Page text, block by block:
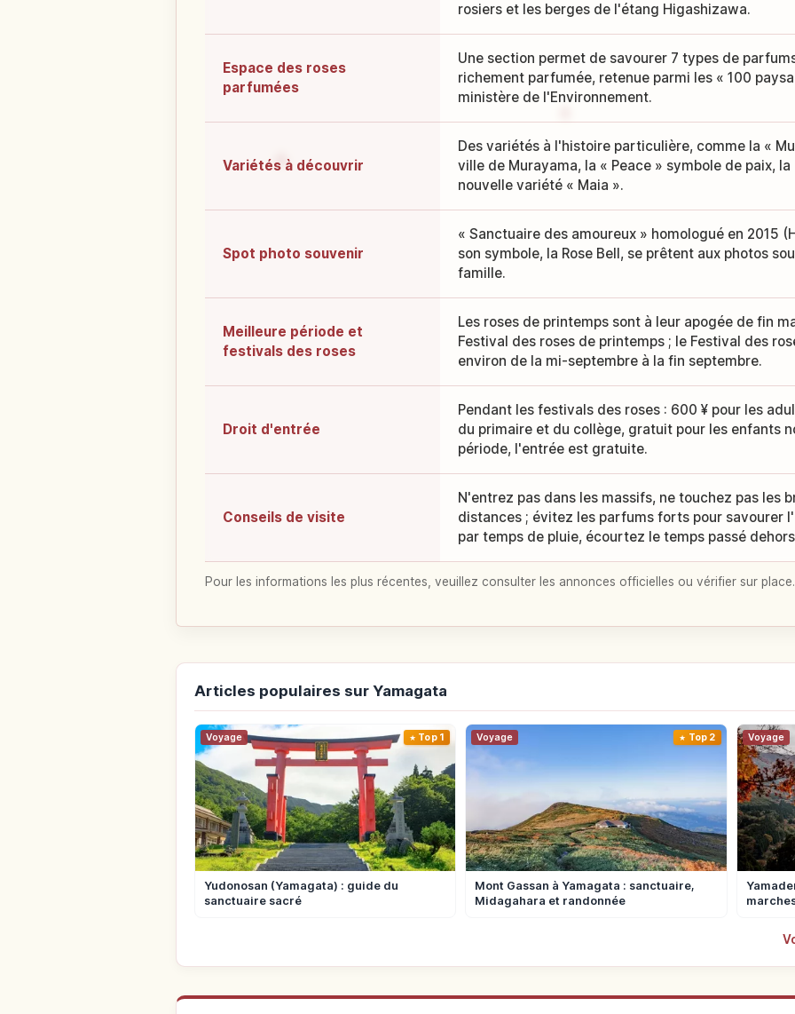
rosiers et les berges de l'étang Higashizawa.
Espace des roses
parfumées
Une section permet de savourer 7 types de
richement parfumée, retenue parmi les « 100
ministère de l'Environnement.
Variétés à découvrir
Des variétés à l'histoire particulière, comme la «
ville de Murayama, la « Peace » symbole de paix,
nouvelle variété « Maia ».
Spot photo souvenir
« Sanctuaire des amoureux » homologué en 2015
son symbole, la Rose Bell, se prêtent aux photos
famille.
Meilleure période et
festivals des roses
Les roses de printemps sont à leur apogée de fin
Festival des roses de printemps ; le Festival des
environ de la mi-septembre à la fin septembre.
Droit d'entrée
Pendant les festivals des roses : 600 ¥ pour les
du primaire et du collège, gratuit pour les enfants
période, l'entrée est gratuite.
Conseils de visite
N'entrez pas dans les massifs, ne touchez pas les
distances ; évitez les parfums forts pour savourer
par temps de pluie, écourtez le temps passé
Pour les informations les plus récentes, veuillez consulter les annonces officielles ou vérifier sur place.
Articles populaires sur Yamagata
Voyage Top 1
Yudonosan (Yamagata) : guide du
sanctuaire sacré
Voyage Top 2
Mont Gassan à Yamagata : sanctuaire,
Midagahara et randonnée
Voyage